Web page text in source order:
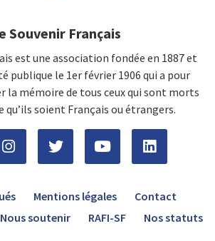
Souvenir Français
est une association fondée en 1887 et
publique le 1er février 1906 qui a pour
la mémoire de tous ceux qui sont morts
qu’ils soient Français ou étrangers.
Mentions légales
Contact
Nous soutenir RAFI-SF Nos statuts